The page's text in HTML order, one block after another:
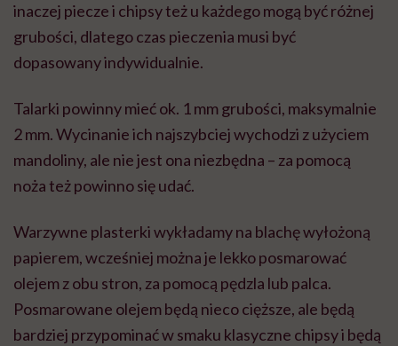
inaczej piecze i chipsy też u każdego mogą być różnej
grubości, dlatego czas pieczenia musi być
dopasowany indywidualnie.
Talarki powinny mieć ok. 1 mm grubości, maksymalnie
2 mm. Wycinanie ich najszybciej wychodzi z użyciem
mandoliny, ale nie jest ona niezbędna – za pomocą
noża też powinno się udać.
Warzywne plasterki wykładamy na blachę wyłożoną
papierem, wcześniej można je lekko posmarować
olejem z obu stron, za pomocą pędzla lub palca.
Posmarowane olejem będą nieco cięższe, ale będą
bardziej przypominać w smaku klasyczne chipsy i będą